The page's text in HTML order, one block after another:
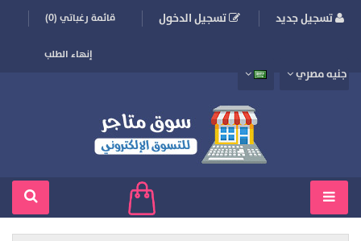
تسجيل جديد تسجيل الدخول قائمة رغباتي (0)
إنهاء الطلب
جنيه مصري